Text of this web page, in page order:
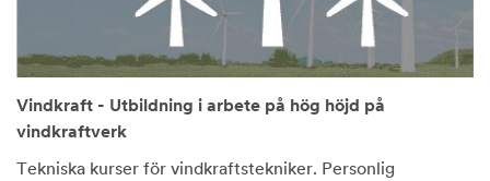
Vindkraft - Utbildning i arbete på hög höjd på
vindkraftverk
Tekniska kurser för vindkraftstekniker. Personlig